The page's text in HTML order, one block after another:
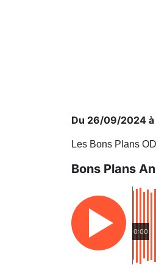
Du 26/09/2024
Les Bons Plans
Bons Plans
0:00